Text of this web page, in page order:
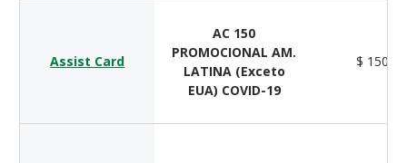
Assist Card
AC 150
PROMOCIONAL AM.
LATINA (Exceto
EUA) COVID-19
$